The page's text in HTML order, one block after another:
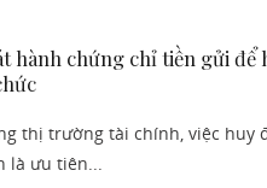
hành chứng chỉ tiền gửi để
thị trường tài chính, việc huy
là ưu tiên...